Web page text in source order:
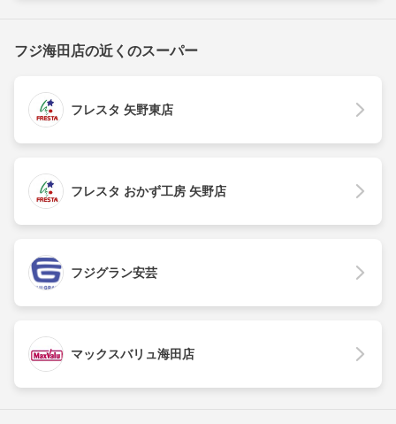
フジ海田店の近くのスーパー
フレスタ 矢野東店
フレスタ おかず工房 矢野店
フジグラン安芸
マックスバリュ海田店